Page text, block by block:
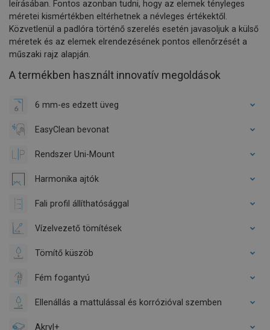
leírásában. Fontos azonban tudni, hogy az elemek tényleges
méretei kismértékben eltérhetnek a névleges értékektől.
Közvetlenül a padlóra történő szerelés esetén javasoljuk a külső
méretek és az elemek elrendezésének pontos ellenőrzését a
műszaki rajz alapján.
A termékben használt innovatív megoldások
6 mm-es edzett üveg
EasyClean bevonat
Rendszer Uni-Mount
Harmonika ajtók
Fali profil állíthatósággal
Vízelvezető tömítések
Tömítő küszöb
Fém fogantyú
Ellenállás a mattulással és korrózióval szemben
Akryl+